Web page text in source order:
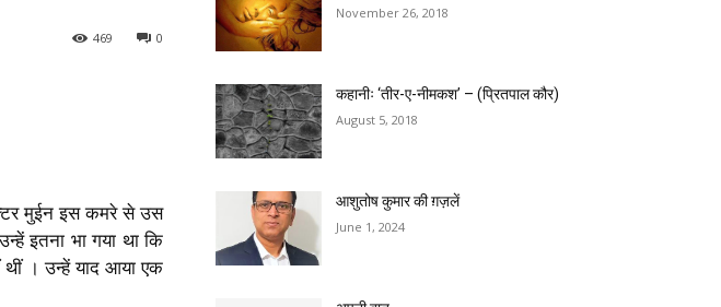
0
469
मुईन इस कमरे से उस
इतना भा गया था कि
। उन्हें याद आया एक
November 26, 2018
कहानीः ‘तीर-ए-नीमकश’ – (प्रितपाल कौर)
August 5, 2018
आशुतोष कुमार की ग़ज़लें
June 1, 2024